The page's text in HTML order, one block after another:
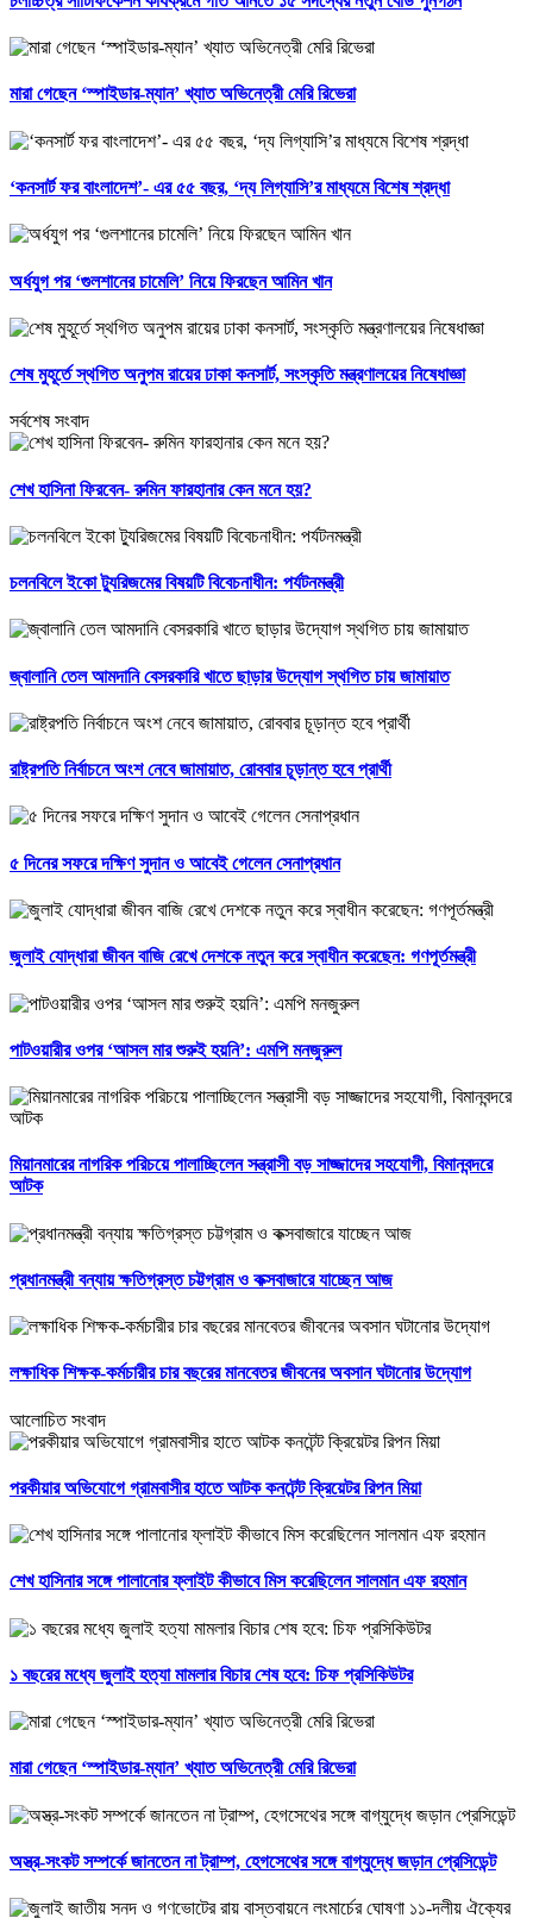
মারা গেছেন ‘স্পাইডার-ম্যান’ খ্যাত অভিনেত্রী মেরি রিভেরা
‘কনসার্ট ফর বাংলাদেশ’- এর ৫৫ বছর, ‘দ্য লিগ্যাসি’র মাধ্যমে বিশেষ শ্রদ্ধা
অর্ধযুগ পর ‘গুলশানের চামেলি’ নিয়ে ফিরছেন আমিন খান
শেষ মুহূর্তে স্থগিত অনুপম রায়ের ঢাকা কনসার্ট, সংস্কৃতি মন্ত্রণালয়ের নিষেধাজ্ঞা
সর্বশেষ সংবাদ
শেখ হাসিনা ফিরবেন- রুমিন ফারহানার কেন মনে হয়?
চলনবিলে ইকো ট্যুরিজমের বিষয়টি বিবেচনাধীন: পর্যটনমন্ত্রী
জ্বালানি তেল আমদানি বেসরকারি খাতে ছাড়ার উদ্যোগ স্থগিত চায় জামায়াত
রাষ্ট্রপতি নির্বাচনে অংশ নেবে জামায়াত, রোববার চূড়ান্ত হবে প্রার্থী
৫ দিনের সফরে দক্ষিণ সুদান ও আবেই গেলেন সেনাপ্রধান
জুলাই যোদ্ধারা জীবন বাজি রেখে দেশকে নতুন করে স্বাধীন করেছেন: গণপূর্তমন্ত্রী
পাটওয়ারীর ওপর ‘আসল মার শুরুই হয়নি’: এমপি মনজুরুল
মিয়ানমারের নাগরিক পরিচয়ে পালাচ্ছিলেন সন্ত্রাসী বড় সাজ্জাদের সহযোগী, বিমানবন্দরে
আটক
প্রধানমন্ত্রী বন্যায় ক্ষতিগ্রস্ত চট্টগ্রাম ও কক্সবাজারে যাচ্ছেন আজ
লক্ষাধিক শিক্ষক-কর্মচারীর চার বছরের মানবেতর জীবনের অবসান ঘটানোর উদ্যোগ
আলোচিত সংবাদ
পরকীয়ার অভিযোগে গ্রামবাসীর হাতে আটক কনটেন্ট ক্রিয়েটর রিপন মিয়া
শেখ হাসিনার সঙ্গে পালানোর ফ্লাইট কীভাবে মিস করেছিলেন সালমান এফ রহমান
১ বছরের মধ্যে জুলাই হত্যা মামলার বিচার শেষ হবে: চিফ প্রসিকিউটর
মারা গেছেন ‘স্পাইডার-ম্যান’ খ্যাত অভিনেত্রী মেরি রিভেরা
অস্ত্র-সংকট সম্পর্কে জানতেন না ট্রাম্প, হেগসেথের সঙ্গে বাগ্‌যুদ্ধে জড়ান প্রেসিডেন্ট